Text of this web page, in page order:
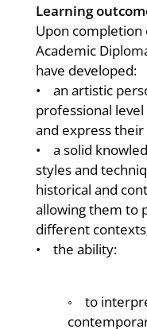
Learning
Upon completion
Academic
have developed:
• an artistic
professional
and express
• a solid
styles and
historical and
allowing them to
different
• the ability:
◦ to